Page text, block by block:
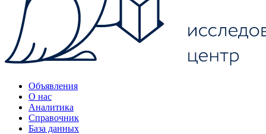
Объявления
О нас
Аналитика
Справочник
База данных